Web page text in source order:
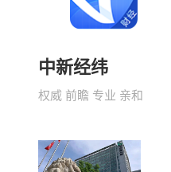
中新经纬
权威 前瞻 专业 亲和